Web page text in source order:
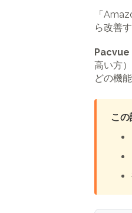
「
ら改善
Pacvue
高い方
どの機
こ